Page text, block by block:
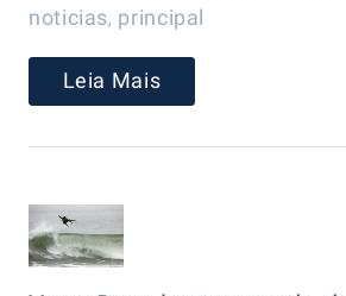
noticias, principal
Leia Mais